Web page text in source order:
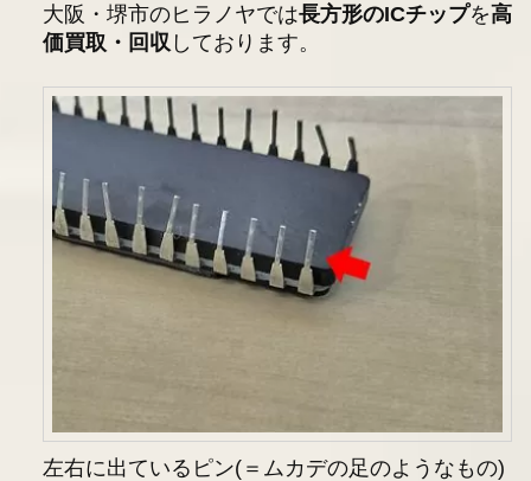
大阪・堺市のヒラノヤでは長方形のICチップを高
価買取・回収 しております。
左右に出ているピン(＝ムカデの足のようなもの)